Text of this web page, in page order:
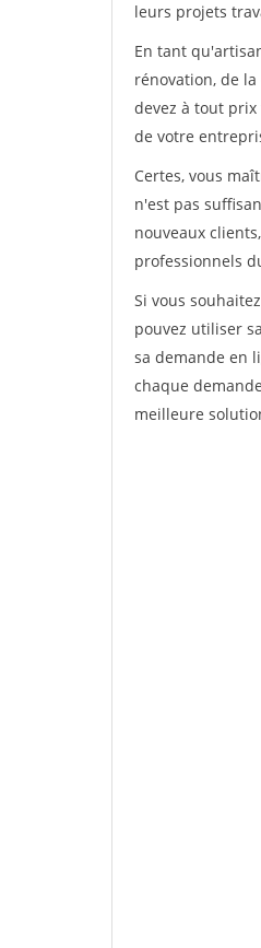
leurs projets
En tant
rénovation, de
devez à tout
de votre
Certes, vous
n'est pas
nouveaux
professionnels
Si vous
pouvez utiliser
sa demande en
chaque
meilleure